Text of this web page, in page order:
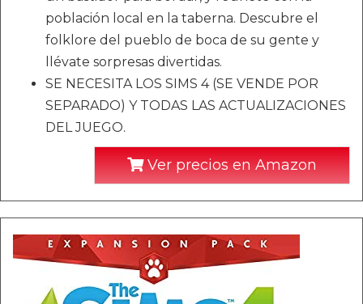
población local en la taberna. Descubre el
folklore del pueblo de boca de su gente y
llévate sorpresas divertidas.
SE NECESITA LOS SIMS 4 (SE VENDE POR
SEPARADO) Y TODAS LAS ACTUALIZACIONES
DEL JUEGO.
Ver precios en Amazon